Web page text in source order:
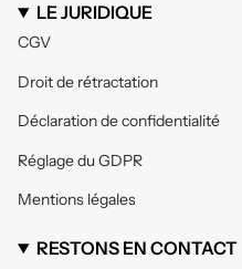
LE JURIDIQUE
CGV
Droit de rétractation
Déclaration de confidentialité
Réglage du GDPR
Mentions légales
RESTONS EN CONTACT